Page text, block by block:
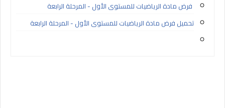
فرض مادة الرياضيات للمستوى الأول - المرحلة الرابعة
تحميل فرض مادة الرياضيات للمستوى الأول - المرحلة الرابعة